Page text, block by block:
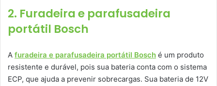
2. Furadeira e parafusadeira
portátil Bosch
A furadeira e parafusadeira portátil Bosch é um produto
resistente e durável, pois sua bateria conta com o sistema
ECP, que ajuda a prevenir sobrecargas. Sua bateria de 12V